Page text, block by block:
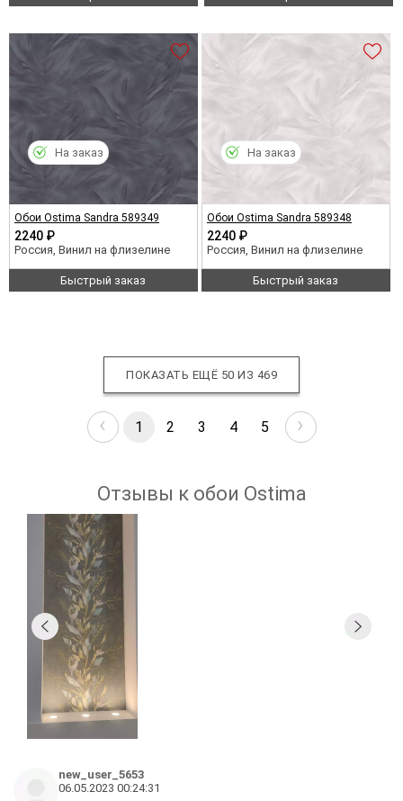
Обои Ostima Sandra 589349
2240 ₽
Россия, Винил на флизелине
Быстрый заказ
На заказ
Обои Ostima Sandra 589348
2240 ₽
Россия, Винил на флизелине
Быстрый заказ
На заказ
ПОКАЗАТЬ ЕЩЁ 50 ИЗ 469
‹ 1 2 3 4 5 ›
Отзывы к обои Ostima
new_user_5653
06.05.2023 00:24:31